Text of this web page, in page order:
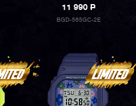
11 990 P
BGD-565GC-2E